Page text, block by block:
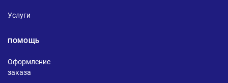
Услуги
ПОМОЩЬ
Оформление
заказа